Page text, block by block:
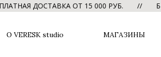
ДОСТАВКА ОТ 15 000 РУБ. //
О VERESK studio МАГАЗИНЫ